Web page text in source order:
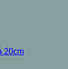
20cm